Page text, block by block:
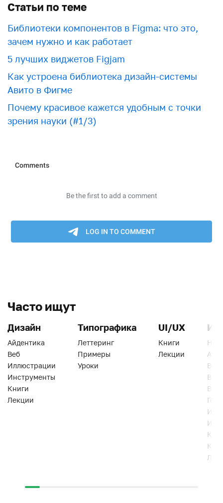
Статьи по теме
Библиотеки компонентов в Figma: что это,
зачем нужно и как работает
5 лучших виджетов Figjam
Как устроена библиотека дизайн-системы
Авито в Фигме
Почему красивое кажется удобным с точки
зрения науки (#1/3)
Часто ищут
Дизайн
Айдентика
Веб
Иллюстрации
Инструменты
Книги
Лекции
Типографика
Леттеринг
Примеры
Уроки
UI/UX
Книги
Лекции
Веб